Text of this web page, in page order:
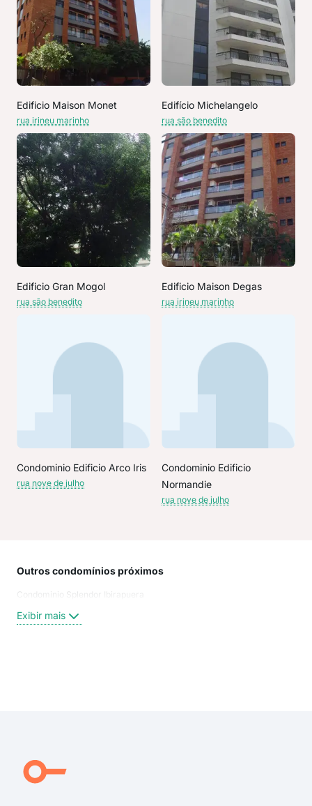
Edificio Maison Monet
rua irineu marinho
Edifício Michelangelo
rua são benedito
Edificio Gran Mogol
rua são benedito
Edificio Maison Degas
rua irineu marinho
Condominio Edificio Arco Iris
rua nove de julho
Condominio Edificio
Normandie
rua nove de julho
Outros condomínios próximos
Condominio Splendor Ibirapuera
Exibir mais